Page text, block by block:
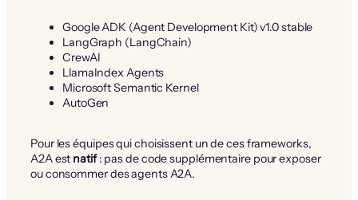
Google ADK (Agent Development Kit) v1.0 stable
LangGraph (LangChain)
CrewAI
LlamaIndex Agents
Microsoft Semantic Kernel
AutoGen
Pour les équipes qui choisissent un de ces frameworks,
A2A est natif: pas de code supplémentaire pour exposer
ou consommer des agents A2A.